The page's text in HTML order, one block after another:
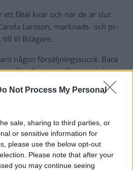
Not Process My Personal
sale, sharing to third parties, or
or sensitive information for
please use the below opt-out
Please note that after your
you may continue seeing
ett fåtal kvar och när de är slut
Larsson, marknads- och pr-
till Vi Bilägare.
någon försäljningssuccé. Bara
trafik i Sverige, vilket innebär att
exemplar av konkurrenten Mini
e.